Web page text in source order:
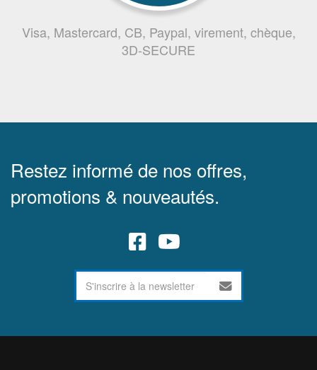
Visa, Mastercard, CB, Paypal, virement, chèque,
3D-SECURE
Restez informé de nos offres,
promotions & nouveautés.